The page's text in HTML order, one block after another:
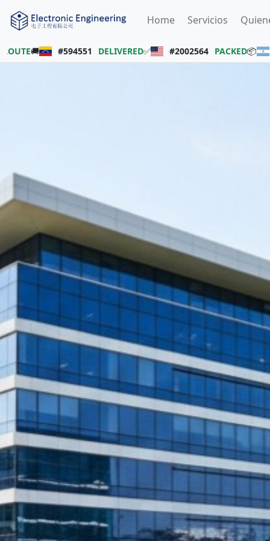
Home Servicios
🚚 #594551 DELIVERED✅ #2002564 PACKED📦